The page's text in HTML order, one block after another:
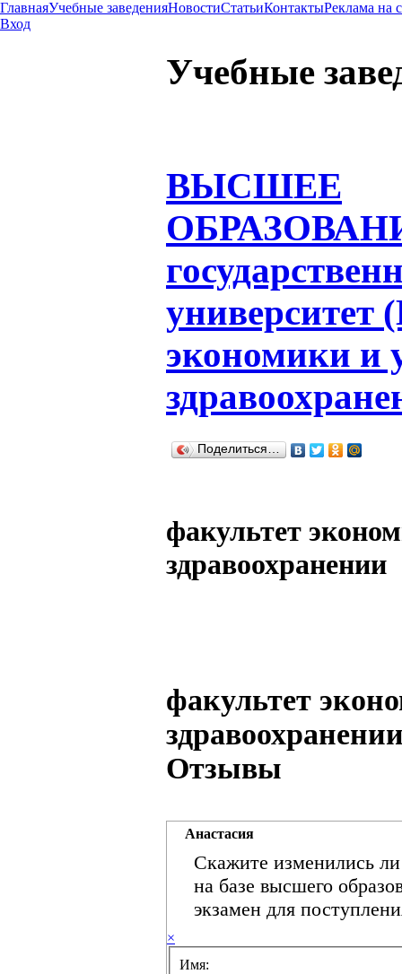
ГлавнаяУчебные заведенияНовостиСтатьиКонтактыРеклама на
Вход
Учебные
ВЫСШЕЕ
экономики и
Поделиться…
факультет
здравоохранении
факультет
Отзывы
Анастасия
Скажите изменились
на базе высшего
экзамен для
×
Имя: